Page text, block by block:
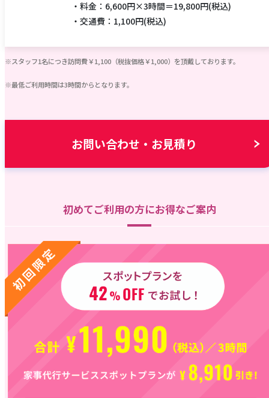
料金：6,600円×3時間＝19,800円(税込)
交通費：1,100円(税込)
スタッフ1名につき訪問費￥1,100（税抜価格￥1,000）を頂戴しております。
最低ご利用時間は3時間からとなります。
お問い合わせ・お見積り
初めてご利用の方にお得なご案内